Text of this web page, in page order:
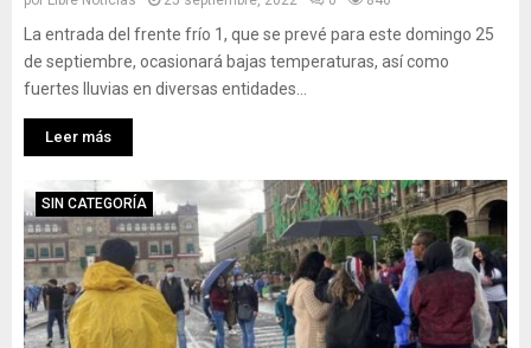
La entrada del frente frío 1, que se prevé para este domingo 25
de septiembre, ocasionará bajas temperaturas, así como
fuertes lluvias en diversas entidades...
Leer más
SIN CATEGORÍA